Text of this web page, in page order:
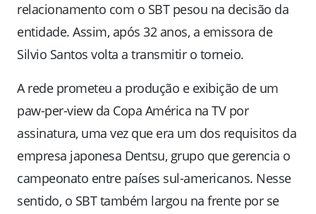
relacionamento com o SBT pesou na decisão da
entidade. Assim, após 32 anos, a emissora de
Silvio Santos volta a transmitir o torneio.
A rede prometeu a produção e exibição de um
paw-per-view da Copa América na TV por
assinatura, uma vez que era um dos requisitos da
empresa japonesa Dentsu, grupo que gerencia o
campeonato entre países sul-americanos. Nesse
sentido, o SBT também largou na frente por se